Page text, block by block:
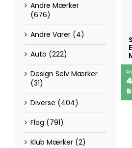
Andre Mærker
(676)
Andre Varer (4)
Auto (222)
Design Selv Mærker
(31)
Diverse (404)
Flag (791)
Klub Mærker (2)